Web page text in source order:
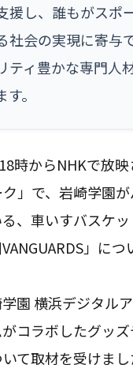
援し、誰もがスポ
社会の実現に寄与
ティ豊かな専門人
。
時からNHKで放
」で、岩崎学園
、車いすバスケ
」につ
園 横浜デジタル
コラボしたグッ
て取材を受けまし